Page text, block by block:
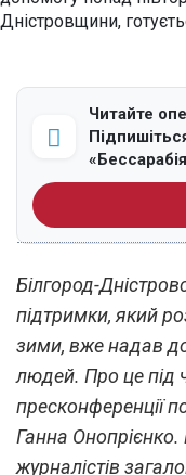
Читайте
Білгород-
підтримки, який
зими, вже надав
людей. Про це під
пресконференції
Ганна
журналістів